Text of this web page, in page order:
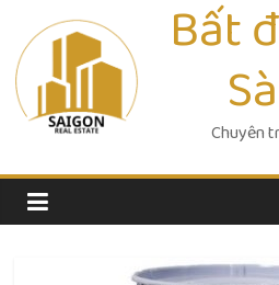
content
Bất
Chuyên